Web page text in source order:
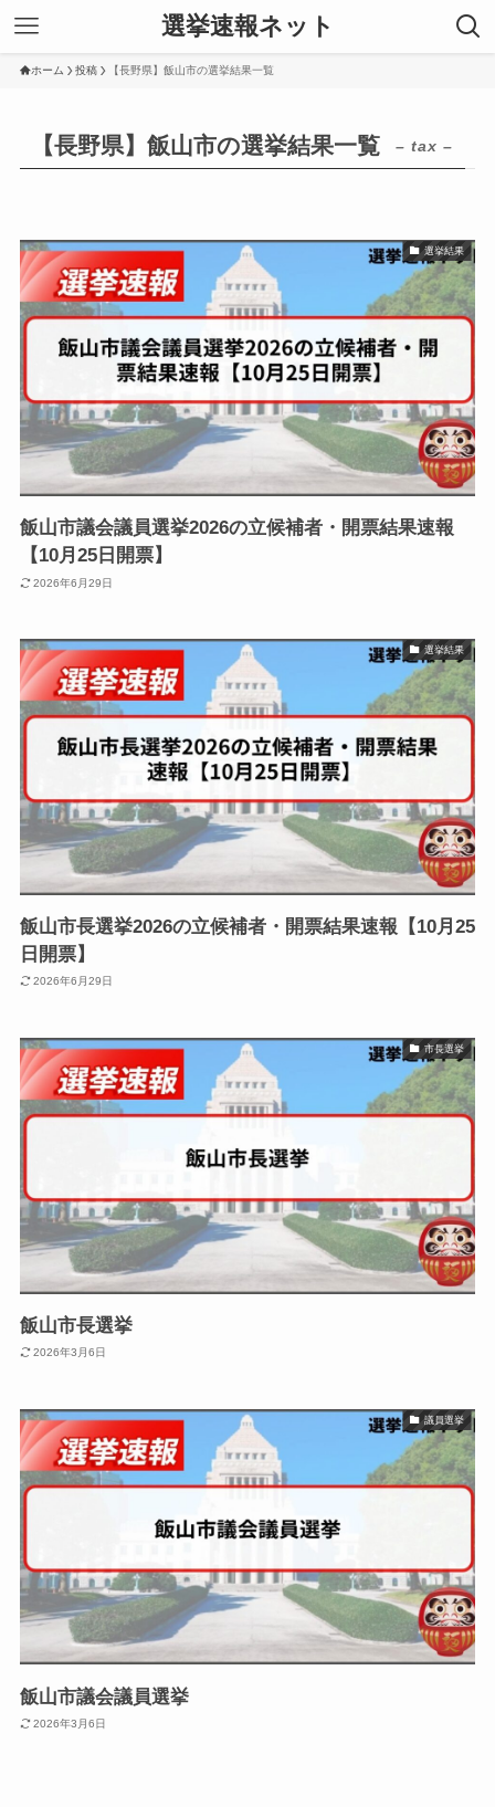
選挙速報ネット
ホーム 投稿 【長野県】飯山市の選挙結果一覧
【長野県】飯山市の選挙結果一覧 – tax –
選挙結果
飯山市議会議員選挙2026の立候補者・開票結果速報
【10月25日開票】
2026年6月29日
選挙結果
飯山市長選挙2026の立候補者・開票結果速報【10月25
日開票】
2026年6月29日
市長選挙
飯山市長選挙
2026年3月6日
議員選挙
飯山市議会議員選挙
2026年3月6日